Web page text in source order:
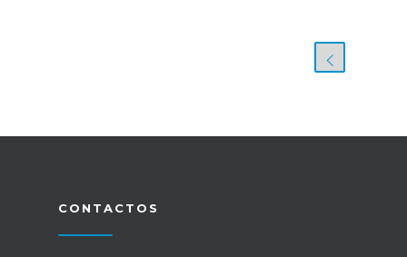
CONTACTOS